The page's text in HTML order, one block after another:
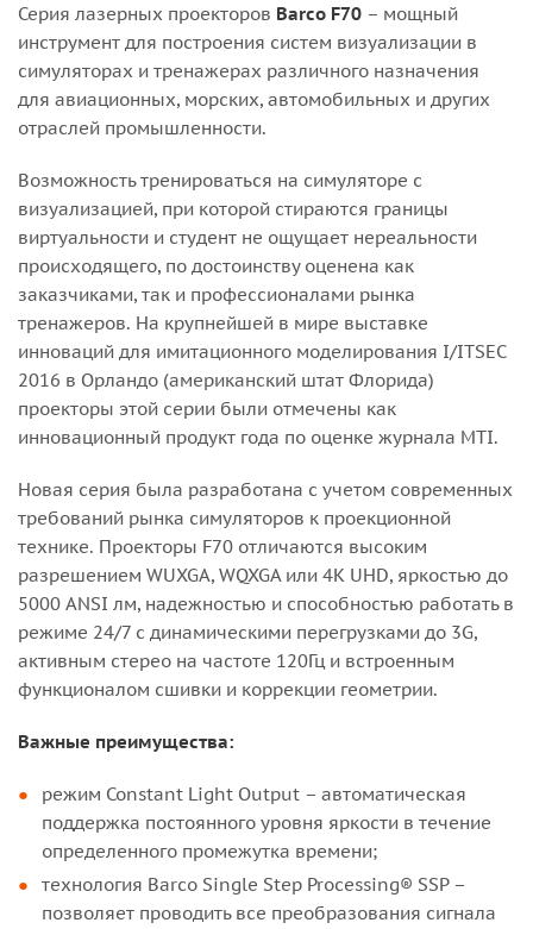
Серия лазерных проекторов Barco F70 – мощный
инструмент для построения систем визуализации в
симуляторах и тренажерах различного назначения
для авиационных, морских, автомобильных и других
отраслей промышленности.
Возможность тренироваться на cимуляторе с
визуализацией, при которой стираются границы
виртуальности и студент не ощущает нереальности
происходящего, по достоинству оценена как
заказчиками, так и профессионалами рынка
тренажеров. На крупнейшей в мире выставке
инноваций для имитационного моделирования I/ITSEC
2016 в Орландо (американский штат Флорида)
проекторы этой серии были отмечены как
инновационный продукт года по оценке журнала MTI.
Новая серия была разработана с учетом современных
требований рынка симуляторов к проекционной
технике. Проекторы F70 отличаются высоким
разрешением WUXGA, WQXGA или 4K UHD, яркостью до
5000 ANSI лм, надежностью и способностью работать в
режиме 24/7 с динамическими перегрузками до 3G,
активным стерео на частоте 120Гц и встроенным
функционалом сшивки и коррекции геометрии.
Важные преимущества:
режим Constant Light Output – автоматическая
поддержка постоянного уровня яркости в течение
определенного промежутка времени;
технология Barco Single Step Processing® SSP –
позволяет проводить все преобразования сигнала